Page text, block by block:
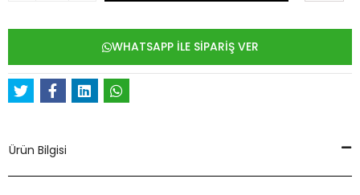
WHATSAPP İLE SİPARİŞ VER
Ürün Bilgisi